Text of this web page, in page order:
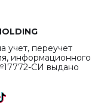
учет, переучет
информационного
СИ выдано